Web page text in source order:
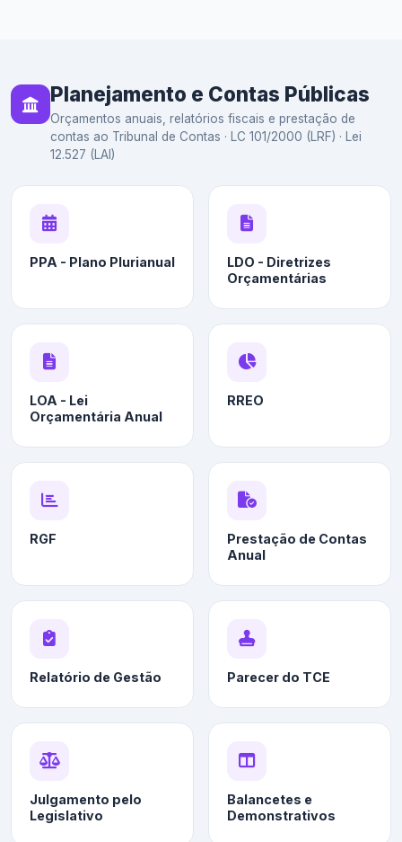
Planejamento e Contas Públicas
Orçamentos anuais, relatórios fiscais e prestação de
contas ao Tribunal de Contas · LC 101/2000 (LRF) · Lei
12.527 (LAI)
PPA - Plano Plurianual
LDO - Diretrizes
Orçamentárias
LOA - Lei
Orçamentária Anual
RREO
RGF
Prestação de Contas
Anual
Relatório de Gestão Parecer do TCE
Julgamento pelo
Legislativo
Balancetes e
Demonstrativos